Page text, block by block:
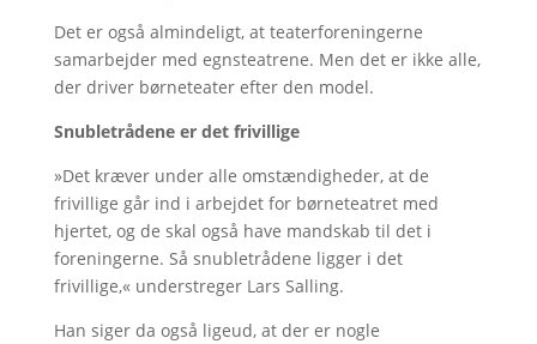
Det er også almindeligt, at teaterforeningerne
samarbejder med egnsteatrene. Men det er ikke alle,
der driver børneteater efter den model.
Snubletrådene er det frivillige
»Det kræver under alle omstændigheder, at de
frivillige går ind i arbejdet for børneteatret med
hjertet, og de skal også have mandskab til det i
foreningerne. Så snubletrådene ligger i det
frivillige,« understreger Lars Salling.
Han siger da også ligeud, at der er nogle